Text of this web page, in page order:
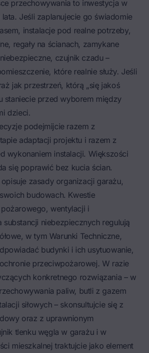
przechowywania to inwestycja w
lata. Jeśli zaplanujecie go świadomie
instalacje pod realne potrzeby,
regały na ścianach, zamykane
czujnik czadu –
które realnie służy. Jeśli
jak przestrzeń, którą „się jakoś
staniecie przed wyborem między
dzieci.
podejmijcie razem z
adaptacji projektu i razem z
wykonaniem instalacji. Większości
się poprawić bez kucia ścian.
opisuje zasady organizacji garażu,
budowach. Kwestie
wentylacji i
substancji niebezpiecznych regulują
w tym Warunki Techniczne,
budynki i ich usytuowanie,
przeciwpożarowej. W razie
konkretnego rozwiązania – w
paliw, butli z gazem
siłowych – skonsultujcie się z
oraz z uprawnionym
tlenku węgla w garażu i w
mieszkalnej traktujcie jako element